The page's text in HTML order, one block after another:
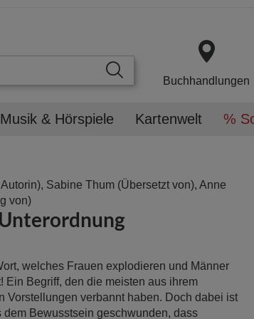
Buchhandlungen
Musik & Hörspiele Kartenwelt %
Sabine Thum (Übersetzt von), Anne
von)
welches Frauen explodieren und Männer
Ein Begriff, den die meisten aus ihrem
Vorstellungen verbannt haben. Doch dabei ist
dem Bewusstsein geschwunden, dass